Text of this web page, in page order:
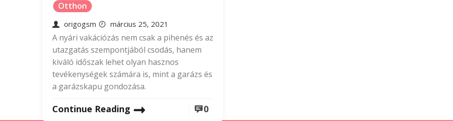
Otthon
origogsm március 25, 2021
A nyári vakációzás nem csak a pihenés és az
utazgatás szempontjából csodás, hanem
kiváló időszak lehet olyan hasznos
tevékenységek számára is, mint a garázs és
a garázskapu gondozása.
Continue Reading 0